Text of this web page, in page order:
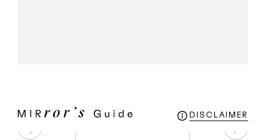
DISCLAIMER